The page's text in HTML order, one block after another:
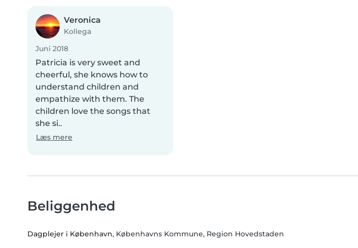
Veronica
Kollega
Juni 2018
Patricia is very sweet and
cheerful, she knows how to
understand children and
empathize with them. The
children love the songs that
she si..
Læs mere
Beliggenhed
Dagplejer i København, Københavns Kommune, Region Hovedstaden